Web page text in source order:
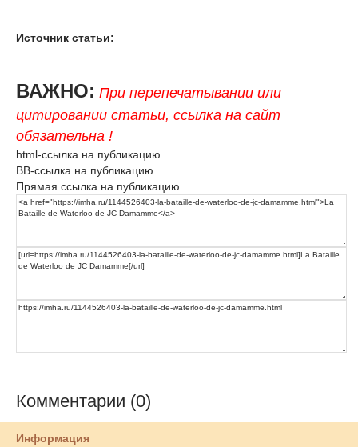
Источник статьи:
ВАЖНО: При перепечатывании или
цитировании статьи, ссылка на сайт
обязательна !
html-ссылка на публикацию
BB-ссылка на публикацию
Прямая ссылка на публикацию
Комментарии (0)
Информация